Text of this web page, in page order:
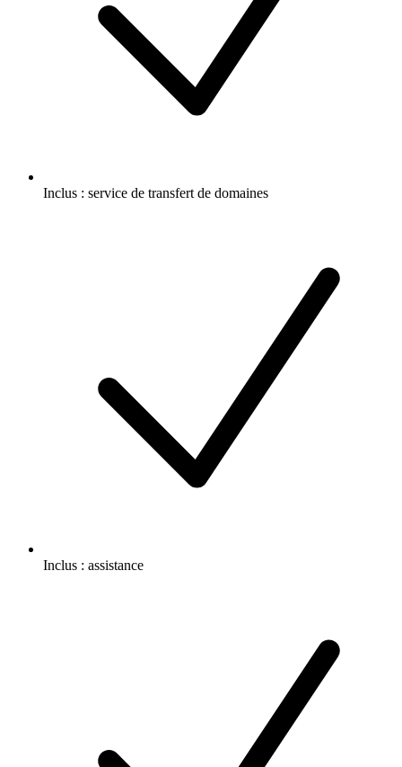
Inclus : service de transfert de domaines
Inclus : assistance